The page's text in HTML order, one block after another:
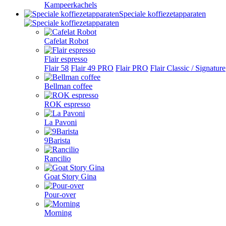
Kampeerkachels
Speciale koffiezetapparaten
Cafelat Robot
Flair espresso
Flair 58 Flair 49 PRO Flair PRO Flair Classic / Signature
Bellman coffee
ROK espresso
La Pavoni
9Barista
Rancilio
Goat Story Gina
Pour-over
Morning